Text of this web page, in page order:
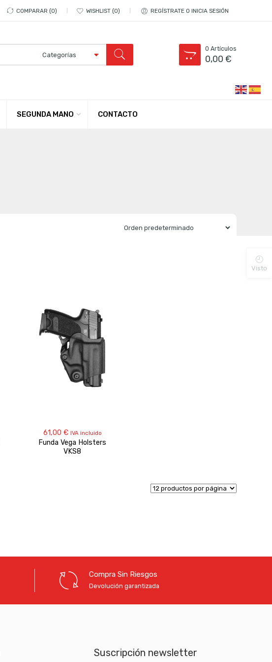
COMPARAR 0 WISHLIST 0 REGÍSTRATE O INICIA SESIÓN
0 Artículos
0,00€
SEGUNDA MANO CONTACTO
61,00 € IVA incluido
Funda Vega Holsters
VKS8
Compra Sin Riesgos
Devolución garantizada
Suscripción newsletter
Visto